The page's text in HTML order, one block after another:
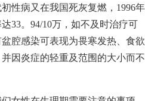
性病又在我国死灰复燃，1996年
33。94/10万，如不及时治疗可
腔感染可表现为畏寒发热、食欲
因炎症的轻重及范围的大小而不